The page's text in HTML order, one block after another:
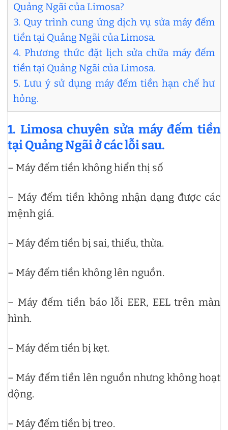
Quảng Ngãi của Limosa?
3. Quy trình cung ứng dịch vụ sửa máy đếm
tiền tại Quảng Ngãi của Limosa.
4. Phương thức đặt lịch sửa chữa máy đếm
tiền tại Quảng Ngãi của Limosa.
5. Lưu ý sử dụng máy đếm tiền hạn chế hư
hỏng.
1. Limosa chuyên sửa máy đếm tiền
tại Quảng Ngãi ở các lỗi sau.
– Máy đếm tiền không hiển thị số
– Máy đếm tiền không nhận dạng được các
mệnh giá.
– Máy đếm tiền bị sai, thiếu, thừa.
– Máy đếm tiền không lên nguồn.
– Máy đếm tiền báo lỗi EER, EEL trên màn
hình.
– Máy đếm tiền bị kẹt.
– Máy đếm tiền lên nguồn nhưng không hoạt
động.
– Máy đếm tiền bị treo.